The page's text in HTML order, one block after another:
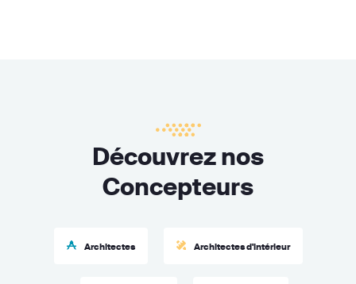
Découvrez nos
Concepteurs
Architectes Architectes d'intérieur